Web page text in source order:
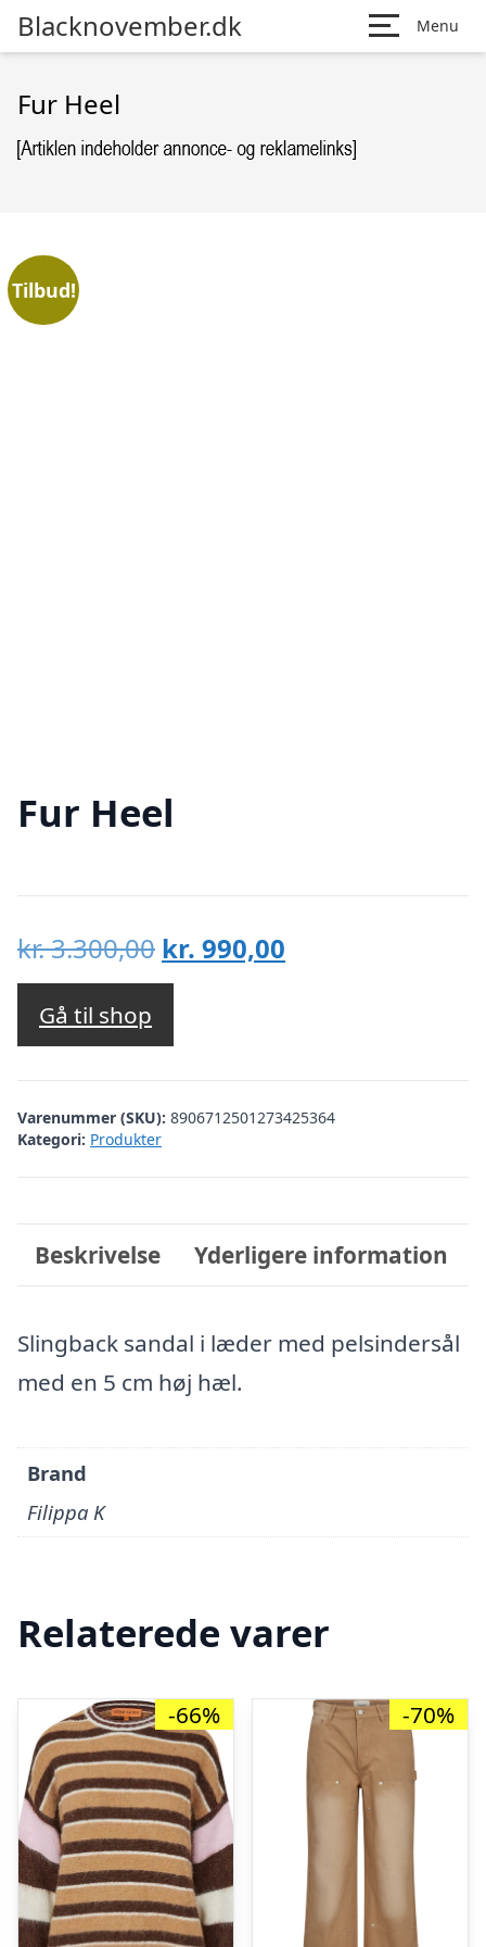
Blacknovember.dk Menu
Fur Heel
Tilbud!
Fur Heel
kr.3.300,00 Den
oprindelige
var:
kr. 3.300,00.
kr. 990,00
kr. 990,00.
Gå til shop
Varenummer (SKU): 8906712501273425364
Kategori: Produkter
Beskrivelse Yderligere information
Slingback sandal i læder med pelsindersål
med en 5 cm høj hæl.
Brand
Filippa K
Relaterede varer
-66% -70%